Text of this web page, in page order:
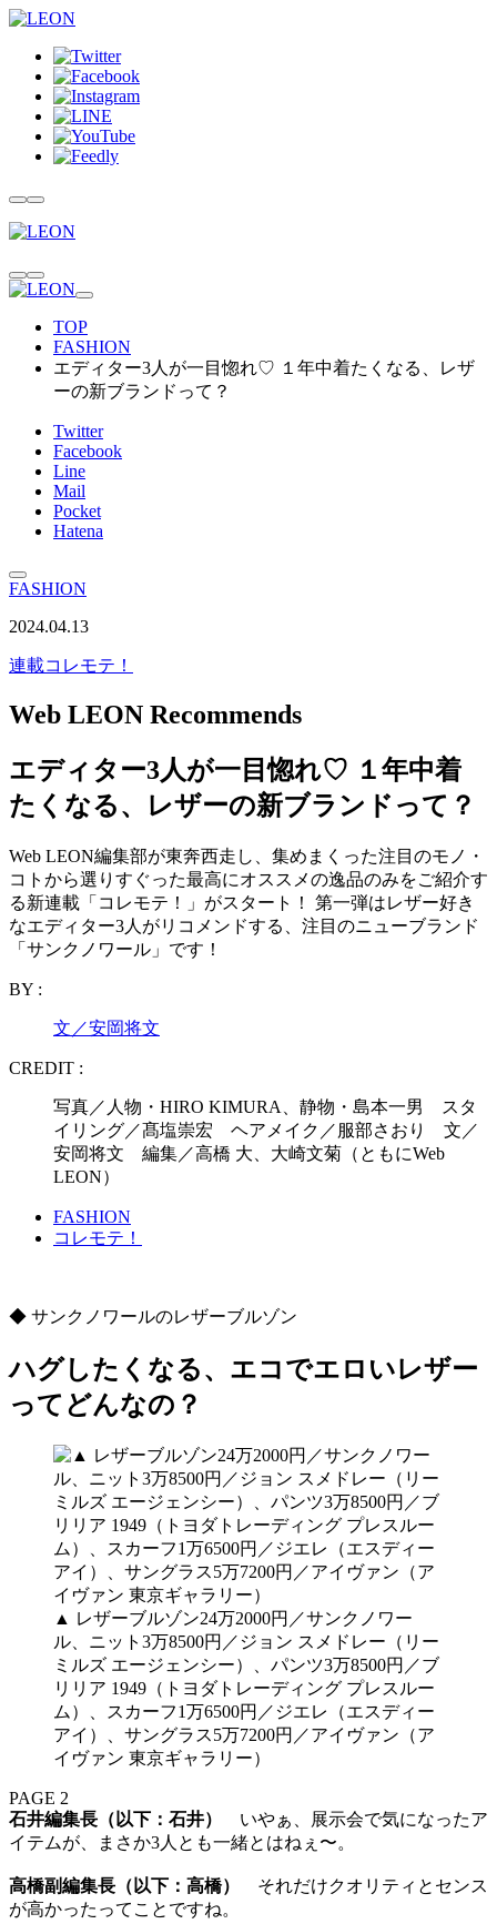
TOP
FASHION
エディター3人が一目惚れ♡ １年中着たくなる、レザ
ーの新ブランドって？
Twitter
Facebook
Line
Mail
Pocket
Hatena
FASHION
2024.04.13
連載コレモテ！
Web LEON Recommends
エディター3人が一目惚れ♡ １年中着
たくなる、レザーの新ブランドって？
Web LEON編集部が東奔西走し、集めまくった注目のモノ・
コトから選りすぐった最高にオススメの逸品のみをご紹介す
る新連載「コレモテ！」がスタート！ 第一弾はレザー好き
なエディター3人がリコメンドする、注目のニューブランド
「サンクノワール」です！
BY :
文／安岡将文
CREDIT :
写真／人物・HIRO KIMURA、静物・島本一男 スタ
イリング／髙塩崇宏 ヘアメイク／服部さおり 文／
安岡将文 編集／高橋 大、大崎文菊（ともにWeb
LEON）
FASHION
コレモテ！
◆ サンクノワールのレザーブルゾン
ハグしたくなる、エコでエロいレザー
ってどんなの？
▲ レザーブルゾン24万2000円／サンクノワー
ル、ニット3万8500円／ジョン スメドレー（リー
ミルズ エージェンシー）、パンツ3万8500円／ブ
リリア 1949（トヨダトレーディング プレスルー
ム）、スカーフ1万6500円／ジエレ（エスディー
アイ）、サングラス5万7200円／アイヴァン（ア
イヴァン 東京ギャラリー）
PAGE 2
石井編集長（以下：石井）
いやぁ、展示会で気になったア
イテムが、まさか3人とも一緒とはねぇ〜。
高橋副編集長（以下：高橋）
それだけクオリティとセンス
が高かったってことですね。